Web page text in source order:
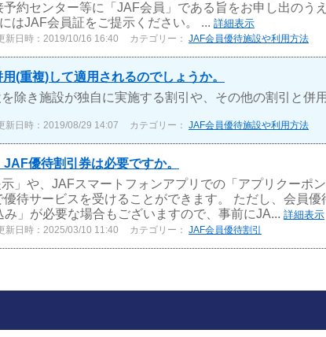
約センター等に「JAF会員」である旨をお申し出のう
はJAF会員証をご提示ください。 ... 詳細表示
新日時：2019/10/16 16:40 カテゴリー： JAF会員優待施設や利用方法
(重複)して適用されるのでしょうか。
除き施設が独自に実施する割引や、その他の割引と併
新日時：2019/08/29 14:07 カテゴリー： JAF会員優待施設や利用方法
優待割引券は必要ですか。
」や、JAFスマートフォンアプリでの「アプリクーポ
待サービスを受けることができます。 ただし、会員優
み」が必要な場合もございますので、事前にJA... 詳細表示
新日時：2025/03/10 11:40 カテゴリー： JAF会員優待割引